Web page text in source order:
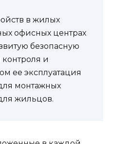
в жилых
офисных центрах
безопасную
и
ее эксплуатация
монтажных
жильцов.